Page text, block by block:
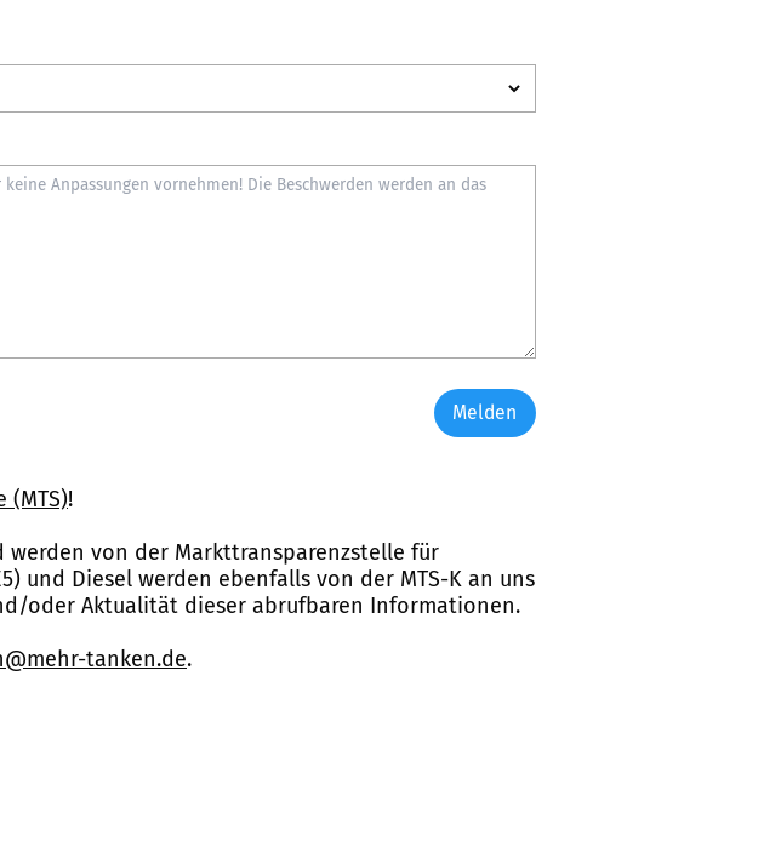
Melden
!
werden von der Markttransparenzstelle für
und Diesel werden ebenfalls von der MTS-K an uns
oder Aktualität dieser abrufbaren Informationen.
tanken.de.